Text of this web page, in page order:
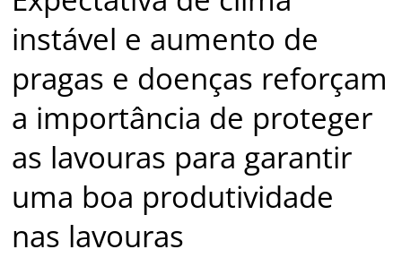
instável e aumento de
pragas e doenças reforçam
a importância de proteger
as lavouras para garantir
uma boa produtividade
nas lavouras